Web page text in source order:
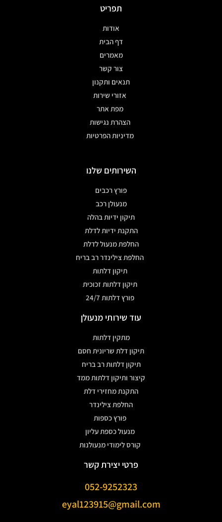
תפריט
אודות
דף הבית
מאמרים
צור קשר
תנאים ותקנון
אזורי שירות
מפת אתר
הצהרת נגישות
מדיניות הפרטיות
השירותים שלנו
פורץ רכבים
מנעולן רכב
תיקון ידיות בהלה
התקנת ידיות לדלת
החלפת מנעול לדלת
החלפת צילינדר רב בריח
תיקון דלתות
תיקון דלתות זכוכית
פורץ דלתות 24/7
עוד שירותי מנעולן
מתקין דלתות
תיקון דלת שריונית חסם
תיקון דלתות רב בריח
קיצור ותיקון דלתות ממד
התקנת מחזירי דלת
החלפת צילינדר
פורץ כספות
מנעול כספת עליון
קורס לימודי מנעולנות
פרטי יצירת קשר
052-9252323
eyal123915@gmail.com